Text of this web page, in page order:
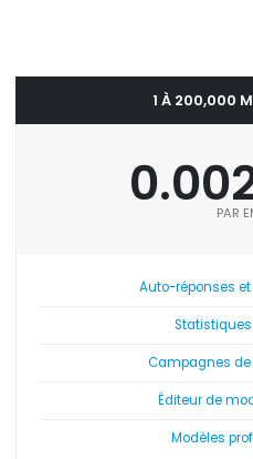
1 À 200,000
PAR
Auto-réponses
Campagnes de
Éditeur de
Modèles